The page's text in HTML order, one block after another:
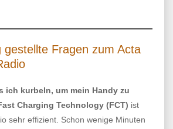
gestellte Fragen zum Acta
ich kurbeln, um mein Handy zu
Charging Technology (FCT) ist
sehr effizient. Schon wenige Minuten